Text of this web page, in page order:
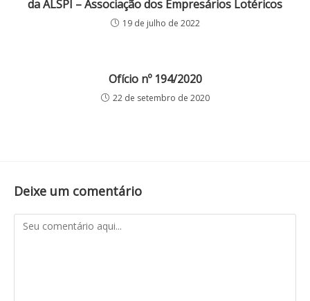
da ALSPI – Associação dos Empresários Lotéricos
19 de julho de 2022
Ofício nº 194/2020
22 de setembro de 2020
Deixe um comentário